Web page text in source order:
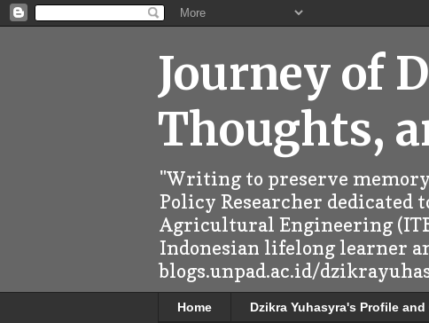
Journey of
Thoughts,
"Writing to preserve
Policy Researcher dedicated
Agricultural Engineering (ITB
Indonesian lifelong learner
blogs.unpad.ac.id/
Home Dzikra Yuhasyra's Profile and